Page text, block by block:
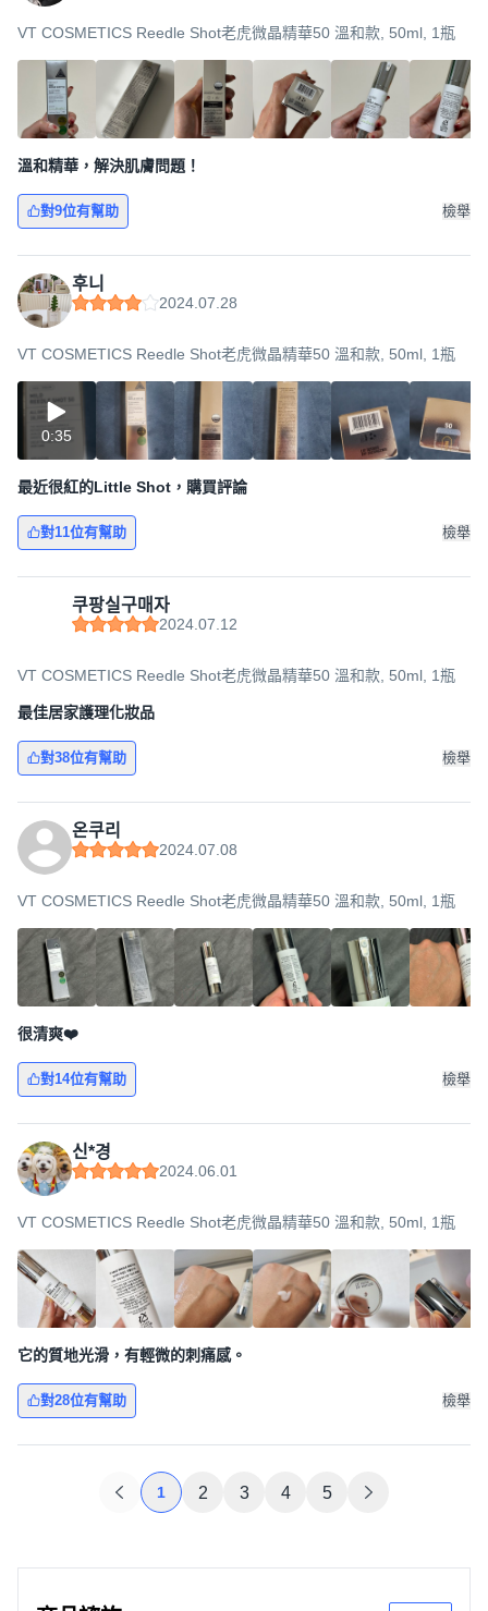
VT COSMETICS Reedle Shot老虎微晶精華50 溫和款, 50ml, 1瓶
溫和精華，解決肌膚問題！
對9位有幫助 檢舉
후니
2024.07.28
VT COSMETICS Reedle Shot老虎微晶精華50 溫和款, 50ml, 1瓶
0:35
最近很紅的Little Shot，購買評論
對11位有幫助 檢舉
쿠팡실구매자
2024.07.12
VT COSMETICS Reedle Shot老虎微晶精華50 溫和款, 50ml, 1瓶
最佳居家護理化妝品
對38位有幫助 檢舉
온쿠리
2024.07.08
VT COSMETICS Reedle Shot老虎微晶精華50 溫和款, 50ml, 1瓶
很清爽❤️
對14位有幫助 檢舉
신*경
2024.06.01
VT COSMETICS Reedle Shot老虎微晶精華50 溫和款, 50ml, 1瓶
它的質地光滑，有輕微的刺痛感。
對28位有幫助 檢舉
1 2 3 4 5